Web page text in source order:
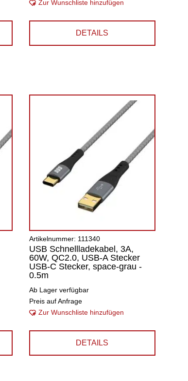
Zur Wunschliste hinzufügen
DETAILS
Artikelnummer: 111340
USB Schnellladekabel, 3A,
60W, QC2.0, USB-A Stecker
USB-C Stecker, space-grau -
0.5m
Ab Lager verfügbar
Preis auf Anfrage
Zur Wunschliste hinzufügen
DETAILS